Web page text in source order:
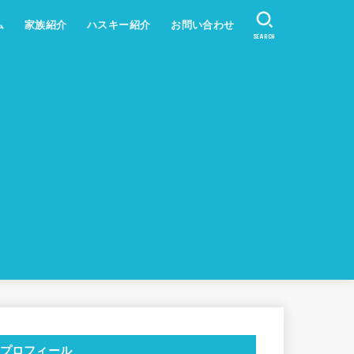
家族紹介 ハスキー紹介 お問い合わせ
SEARCH
プロフィール